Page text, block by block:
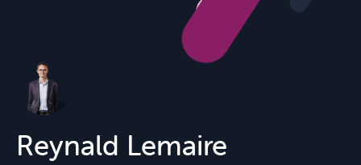
Offres &
Reynald Lemaire